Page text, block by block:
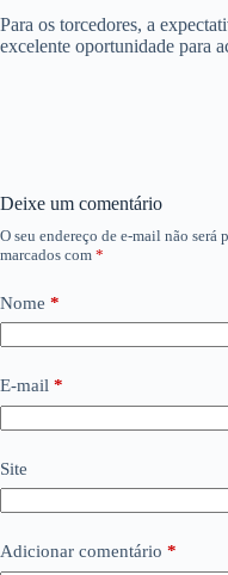
Para os torcedores, a
excelente oportunidade para
Deixe um comentário
O seu endereço de e-mail não será
marcados com *
Nome *
E-mail *
Site
Adicionar comentário *